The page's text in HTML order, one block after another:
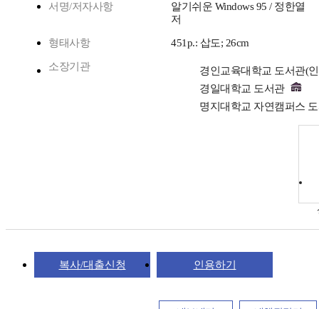
서명/저자사항
알기쉬운 Windows 95 / 정한열
저
형태사항 451p.: 삽도; 26cm
소장기관
경인교육대학교 도서관(
경일대학교 도서관
명지대학교 자연캠퍼스
복사/대출신청 인용하기